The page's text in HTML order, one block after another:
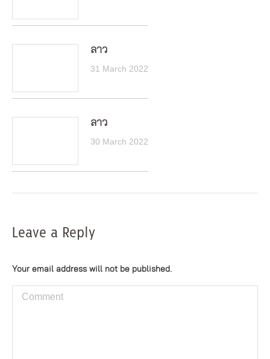
ลาว
31 March 2022
ลาว
30 March 2022
Leave a Reply
Your email address will not be published.
Comment